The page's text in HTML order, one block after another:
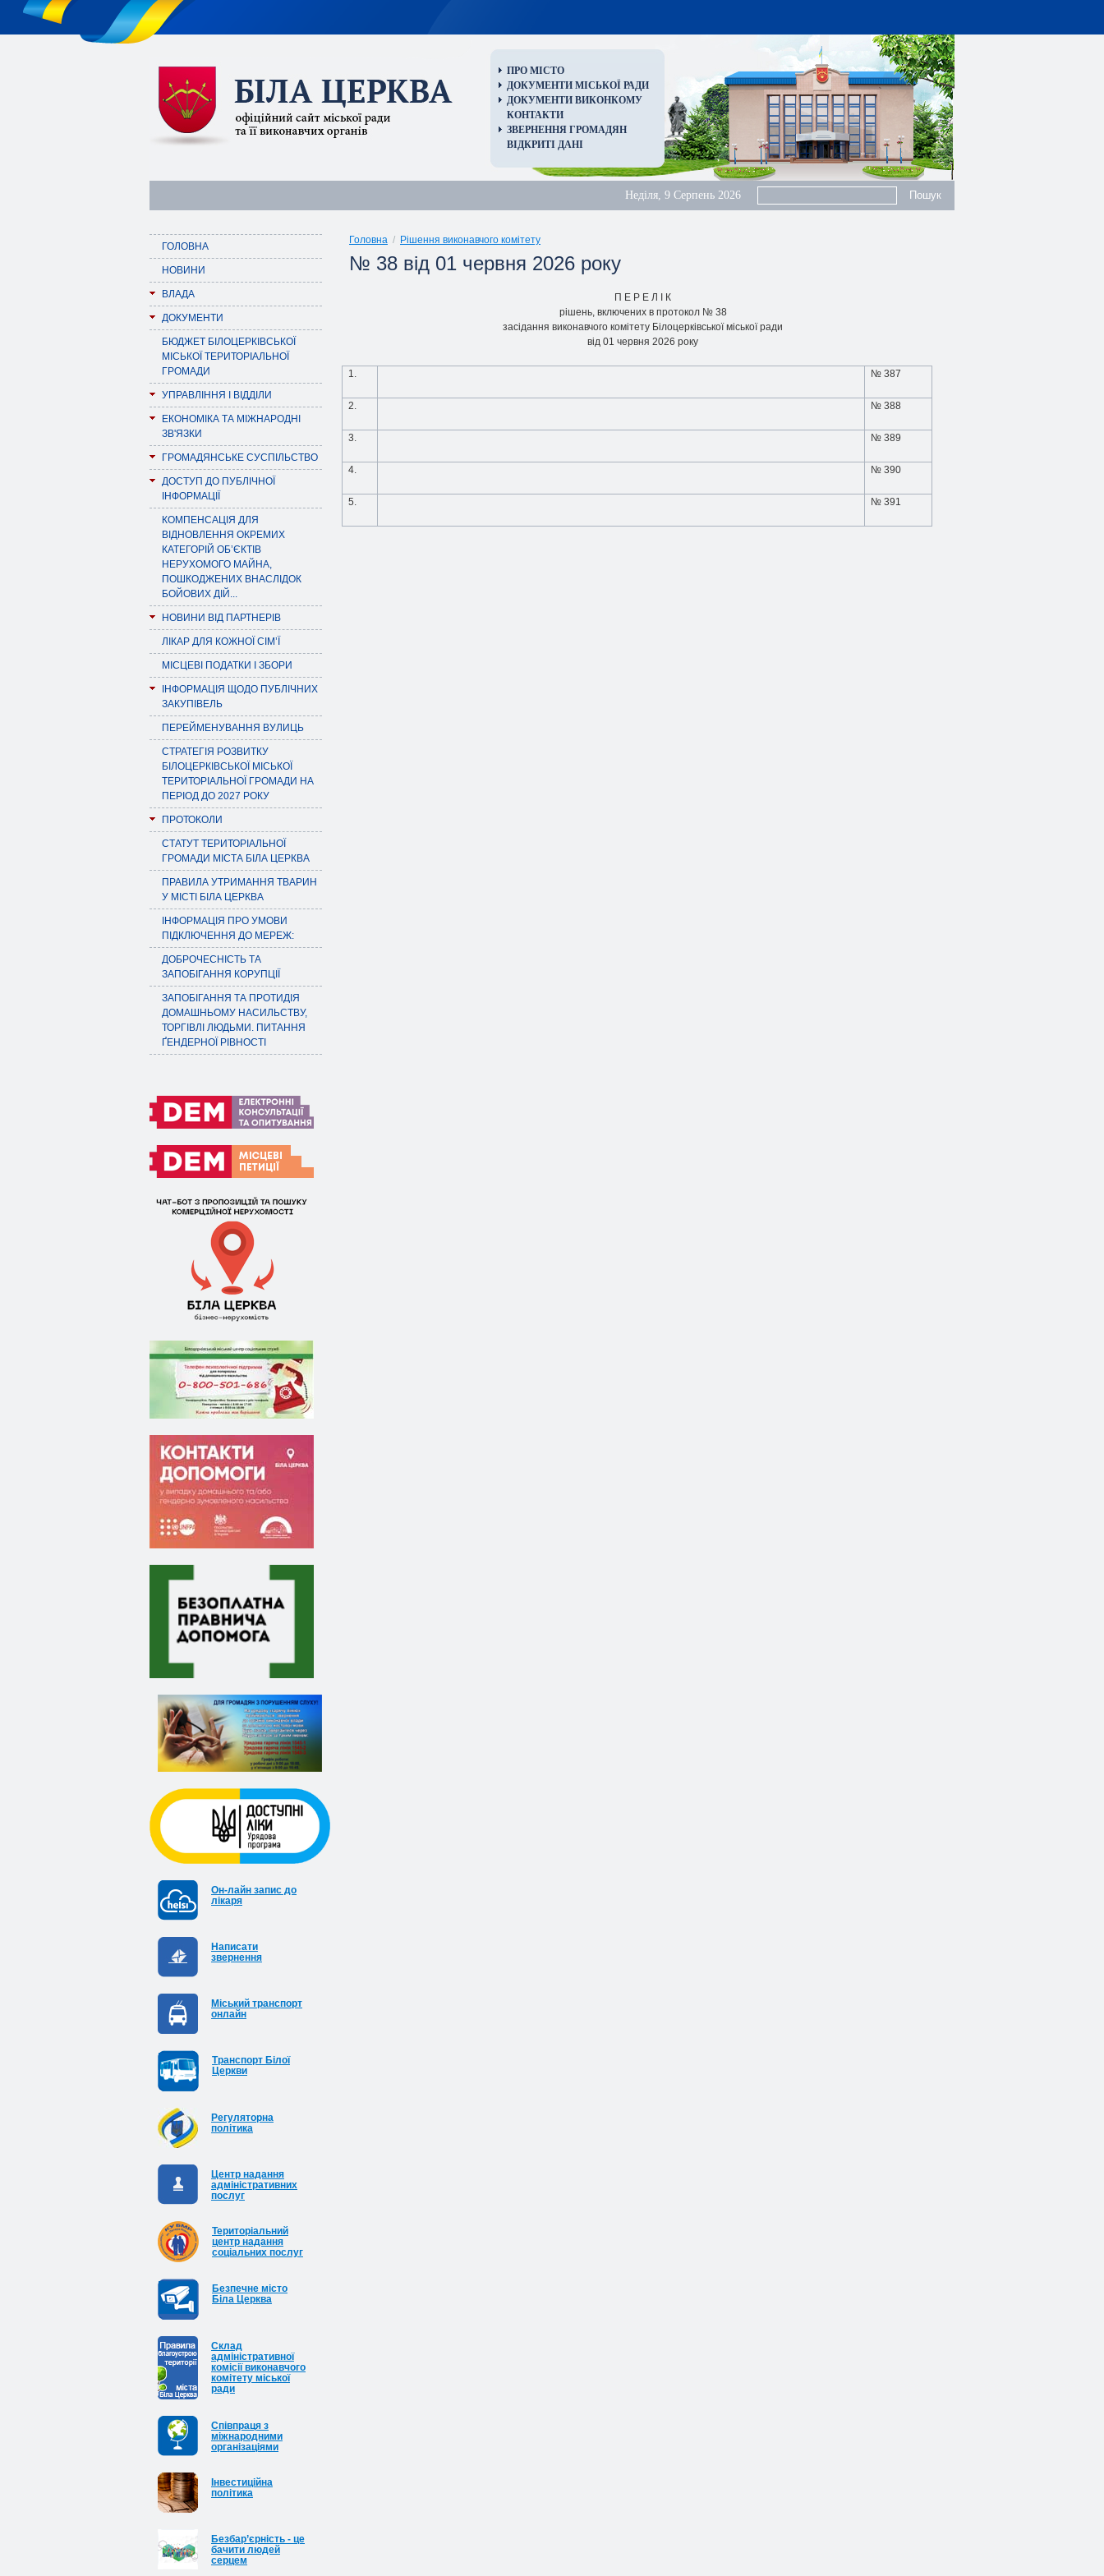
ПРО МІСТО
ДОКУМЕНТИ МІСЬКОЇ РАДИ
ДОКУМЕНТИ ВИКОНКОМУ
КОНТАКТИ
ЗВЕРНЕННЯ ГРОМАДЯН
ВІДКРИТІ ДАНІ
Неділя, 9 Серпень 2026
ГОЛОВНА
НОВИНИ
ВЛАДА
ДОКУМЕНТИ
БЮДЖЕТ БІЛОЦЕРКІВСЬКОЇ
МІСЬКОЇ ТЕРИТОРІАЛЬНОЇ
ГРОМАДИ
УПРАВЛІННЯ І ВІДДІЛИ
ЕКОНОМІКА ТА МІЖНАРОДНІ
ЗВ'ЯЗКИ
ГРОМАДЯНСЬКЕ СУСПІЛЬСТВО
ДОСТУП ДО ПУБЛІЧНОЇ
ІНФОРМАЦІЇ
КОМПЕНСАЦІЯ ДЛЯ
ВІДНОВЛЕННЯ ОКРЕМИХ
КАТЕГОРІЙ ОБ’ЄКТІВ
НЕРУХОМОГО МАЙНА,
ПОШКОДЖЕНИХ ВНАСЛІДОК
БОЙОВИХ ДІЙ...
НОВИНИ ВІД ПАРТНЕРІВ
ЛІКАР ДЛЯ КОЖНОЇ СІМ’Ї
МІСЦЕВІ ПОДАТКИ І ЗБОРИ
ІНФОРМАЦІЯ ЩОДО ПУБЛІЧНИХ
ЗАКУПІВЕЛЬ
ПЕРЕЙМЕНУВАННЯ ВУЛИЦЬ
СТРАТЕГІЯ РОЗВИТКУ
БІЛОЦЕРКІВСЬКОЇ МІСЬКОЇ
ТЕРИТОРІАЛЬНОЇ ГРОМАДИ НА
ПЕРІОД ДО 2027 РОКУ
ПРОТОКОЛИ
СТАТУТ ТЕРИТОРІАЛЬНОЇ
ГРОМАДИ МІСТА БІЛА ЦЕРКВА
ПРАВИЛА УТРИМАННЯ ТВАРИН
У МІСТІ БІЛА ЦЕРКВА
ІНФОРМАЦІЯ ПРО УМОВИ
ПІДКЛЮЧЕННЯ ДО МЕРЕЖ:
ДОБРОЧЕСНІСТЬ ТА
ЗАПОБІГАННЯ КОРУПЦІЇ
ЗАПОБІГАННЯ ТА ПРОТИДІЯ
ДОМАШНЬОМУ НАСИЛЬСТВУ,
ТОРГІВЛІ ЛЮДЬМИ. ПИТАННЯ
ҐЕНДЕРНОЇ РІВНОСТІ
Он-лайн запис до
лікаря
Написати
звернення
Міський транспорт
онлайн
Транспорт Білої
Церкви
Регуляторна
політика
Центр надання
адміністративних
послуг
Територіальний
центр надання
соціальних послуг
Безпечне місто
Біла Церква
Cклад
адміністративної
комісії виконавчого
комітету міської
ради
Співпраця з
міжнародними
організаціями
Інвестиційна
політика
Безбар’єрність - це
бачити людей
серцем
Головна / Рішення виконавчого комітету
№ 38 від 01 червня 2026 року
П Е Р Е Л I К
piшень, включених в протокол № 38
засідання виконавчого комітету Білоцерківської міської ради
від 01 червня 2026 року
1. № 387
2. № 388
3. № 389
4. № 390
5. № 391